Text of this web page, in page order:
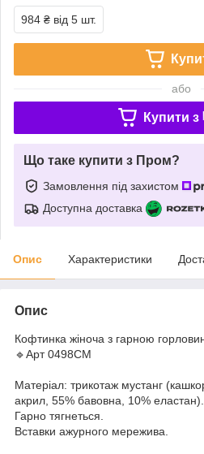
984 ₴ від 5 шт.
або
Купити з
Що таке купити з Пром?
Замовлення під захистом
Доступна доставка
Опис Характеристики
Опис
Кофтинка жіноча з гарною
🔹Арт 0498СМ
Матеріал: трикотаж мустанг
акрил, 55% бавовна, 10% еластан).
Гарно тягнеться.
Вставки ажурного мережива.